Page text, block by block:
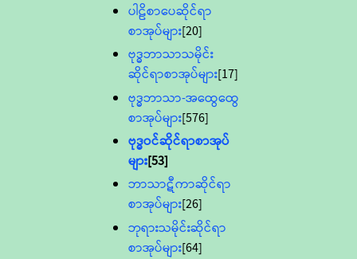
ပါဠိစာပေဆိုင်ရာ
စာအုပ်များ[20]
ဗုဒ္ဓဘာသာသမိုင်း
ဆိုင်ရာစာအုပ်များ[17]
ဗုဒ္ဓဘာသာ-အထွေထွေ
စာအုပ်များ[576]
ဗုဒ္ဓဝင်ဆိုင်ရာစာအုပ်
များ[53]
ဘာသာဋီကာဆိုင်ရာ
စာအုပ်များ[26]
ဘုရားသမိုင်းဆိုင်ရာ
စာအုပ်များ[64]